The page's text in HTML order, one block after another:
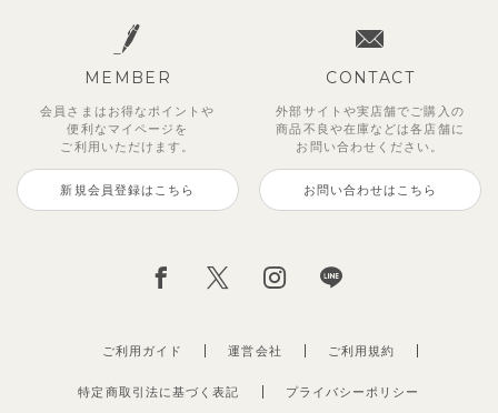
MEMBER
会員さまはお得なポイントや
便利な マイページを
ご利用いただけます。
新規会員登録はこちら
CONTACT
外部サイトや実店舗でご購入の
商品不良や在庫などは各店舗に
お問い合わせください。
お問い合わせはこちら
ご利用ガイド 運営会社
特定商取引法に基づく表記 プライバシーポリシー
ご利用規約